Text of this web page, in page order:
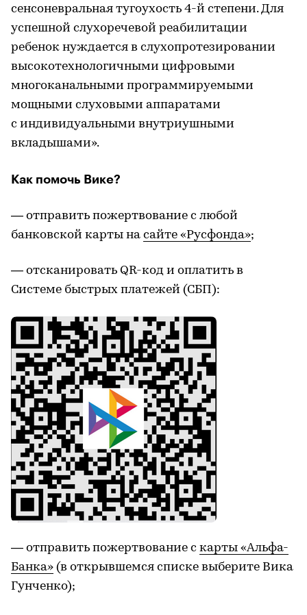
сенсоневральная тугоухость 4-й степени. Для
успешной слухоречевой реабилитации
ребенок нуждается в слухопротезировании
высокотехнологичными цифровыми
многоканальными программируемыми
мощными слуховыми аппаратами
с индивидуальными внутриушными
вкладышами».
Как помочь Вике?
— отправить пожертвование с любой
банковской карты на сайте «Русфонда»;
— отсканировать QR-код и оплатить в
Системе быстрых платежей (СБП):
— отправить пожертвование с карты «Альфа-
Банка» (в открывшемся списке выберите Вика
Гунченко);